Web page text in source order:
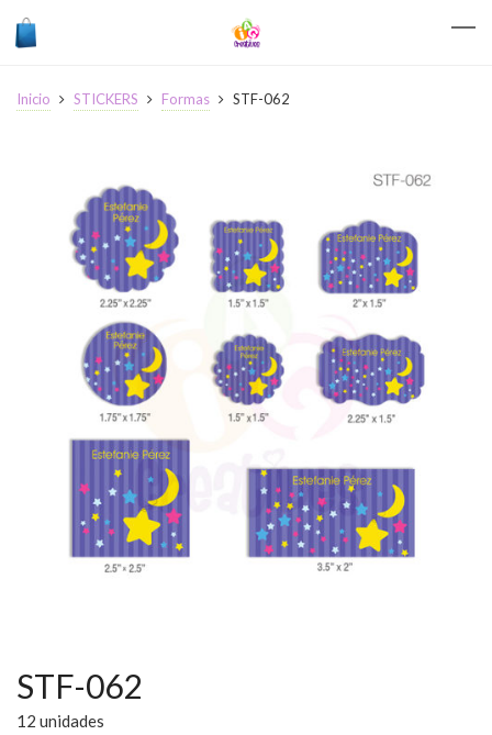
Inicio STICKERS Formas STF-062
STF-062
12 unidades